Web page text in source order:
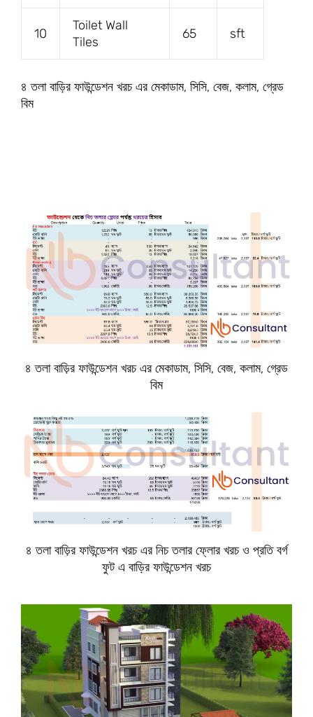
10
Toilet Wall
Tiles
65 sft
৪ তলা বাড়ির ফাউন্ডেশন খরচ এর মেকাডাম, সিসি, বেজ, কলাম, গ্রেড
বিম
৪ তলা বাড়ির ফাউন্ডেশন খরচ এর মেকাডাম, সিসি, বেজ, কলাম, গ্রেড
বিম
৪ তলা বাড়ির ফাউন্ডেশন খরচ এর নিচ তলার ফ্লোর খরচ ও প্রতি বর্গ
ফুট এ বাড়ির ফাউন্ডেশন খরচ